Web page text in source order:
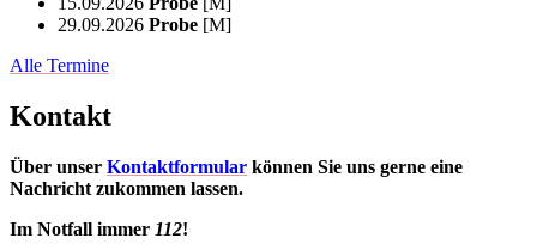
29.09.2026 Probe [M]
Alle Termine
Kontakt
Über unser Kontaktformular können Sie uns gerne eine
Nachricht zukommen lassen.
Im Notfall immer 112!